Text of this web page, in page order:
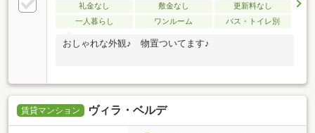
礼金なし 敷金なし
更新料なし
一人暮らし
ワンルーム バス・トイレ別
おしゃれな外観♪ 物置ついてます♪
賃貸マンション ヴィラ・ベルデ